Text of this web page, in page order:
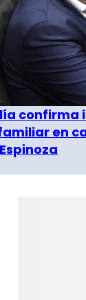
confirma
en